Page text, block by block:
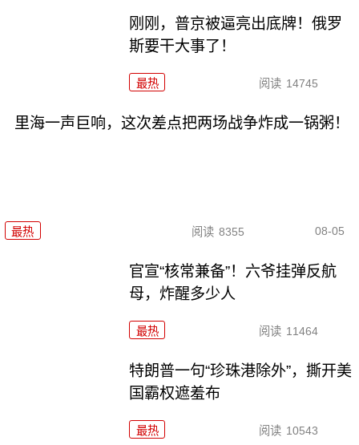
刚刚，普京被逼亮出底牌！俄罗
斯要干大事了！
最热 阅读 14745
里海一声巨响，这次差点把两场战争炸成一锅粥！
最热 阅读 8355 08-05
官宣“核常兼备”！六爷挂弹反航
母，炸醒多少人
最热 阅读 11464
特朗普一句“珍珠港除外”，撕开美
国霸权遮羞布
最热 阅读 10543